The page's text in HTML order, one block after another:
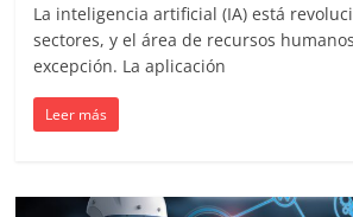
La inteligencia artificial (IA) está
sectores, y el área de recursos
excepción. La aplicación
Leer más